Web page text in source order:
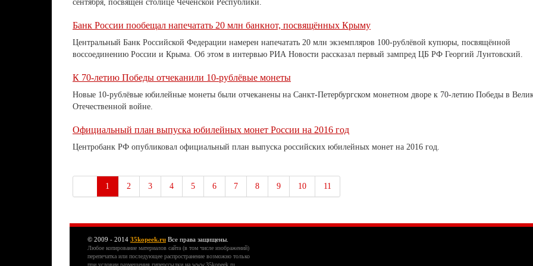
сентября, посвящён столице Чеченской Республики.
Банк России пообещал напечатать 20 млн банкнот, посвящённых Крыму
Центральный Банк Российской Федерации намерен напечатать 20 млн экземпляров 100-рублёвой купюры, посвящённой
воссоединению России и Крыма. Об этом в интервью РИА Новости рассказал первый зампред ЦБ РФ Георгий Лунтовский.
К 70-летию Победы отчеканили 10-рублёвые монеты
Новые 10-рублёвые юбилейные монеты были отчеканены на Санкт-Петербургском монетном дворе к 70-летию Победы в
Отечественной войне.
Официальный план выпуска юбилейных монет России на 2016 год
Центробанк РФ опубликовал официальный план выпуска российских юбилейных монет на 2016 год.
1 2 3 4 5 6 7 8 9 10 11
© 2009 - 2014 35kopeek.ru Все права защищены.
Любое копирование материалов сайта (в том числе изображений)
перепечатка или последующее распространение возможно только
при условии размещения гиперссылки на www.35kopeek.ru